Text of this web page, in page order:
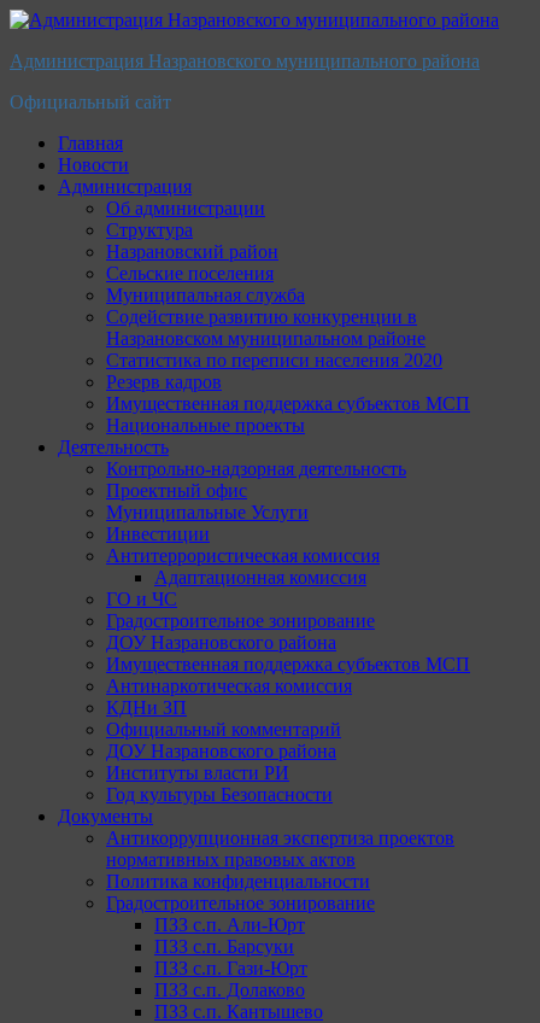
Перейти
содержимому
Администрация Назрановского муниципального района
Официальный сайт
Главная
Новости
Администрация
Об администрации
Структура
Назрановский район
Сельские поселения
Муниципальная служба
Содействие развитию конкуренции в
Назрановском муниципальном районе
Статистика по переписи населения 2020
Резерв кадров
Имущественная поддержка субъектов МСП
Национальные проекты
Деятельность
Контрольно-надзорная деятельность
Проектный офис
Муниципальные Услуги
Инвестиции
Антитеррористическая комиссия
Адаптационная комиссия
ГО и ЧС
Градостроительное зонирование
ДОУ Назрановского района
Имущественная поддержка субъектов МСП
Антинаркотическая комиссия
КДНи ЗП
Официальный комментарий
ДОУ Назрановского района
Институты власти РИ
Год культуры Безопасности
Документы
Антикоррупционная экспертиза проектов
нормативных правовых актов
Политика конфиденциальности
Градостроительное зонирование
ПЗЗ с.п. Али-Юрт
ПЗЗ с.п. Барсуки
ПЗЗ с.п. Гази-Юрт
ПЗЗ с.п. Долаково
ПЗЗ с.п. Кантышево